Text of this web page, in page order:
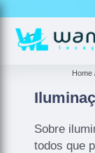
Home
Sobre
todos que